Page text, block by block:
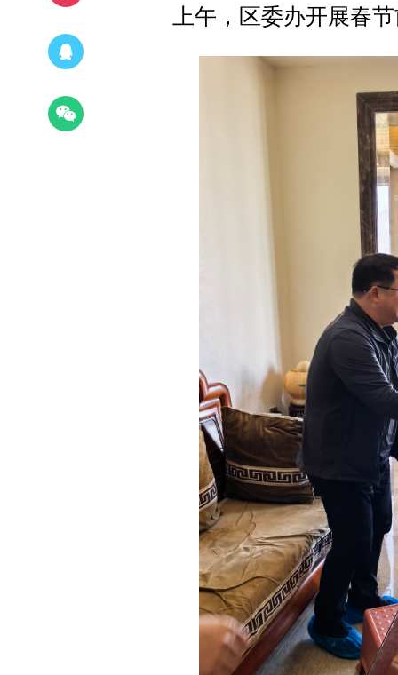
上午，区委办开展春